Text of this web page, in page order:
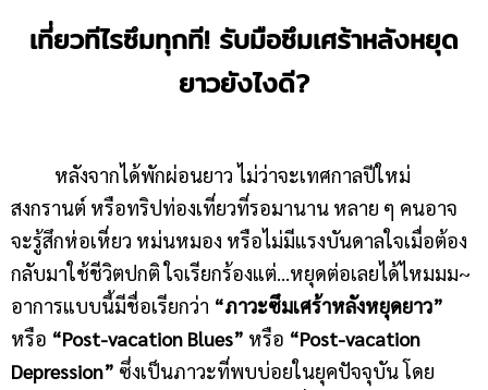
เที่ยวทีไรซึมทุกที! รับมือซึมเศร้าหลังหยุด
ยาวยังไงดี?
หลังจากได้พักผ่อนยาว ไม่ว่าจะเทศกาลปีใหม่
สงกรานต์ หรือทริปท่องเที่ยวที่รอมานาน หลาย ๆ คนอาจ
จะรู้สึกห่อเหี่ยว หม่นหมอง หรือไม่มีแรงบันดาลใจเมื่อต้อง
กลับมาใช้ชีวิตปกติ ใจเรียกร้องแต่…หยุดต่อเลยได้ไหมมม~
อาการแบบนี้มีชื่อเรียกว่า “ภาวะซึมเศร้าหลังหยุดยาว”
หรือ “Post-vacation Blues” หรือ “Post-vacation
Depression” ซึ่งเป็นภาวะที่พบบ่อยในยุคปัจจุบัน โดย